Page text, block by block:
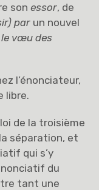
sonessor, de
par un nouvel
vœu des
l’énonciateur,
libre.
de la troisième
séparation, et
qui s’y
du
tant une